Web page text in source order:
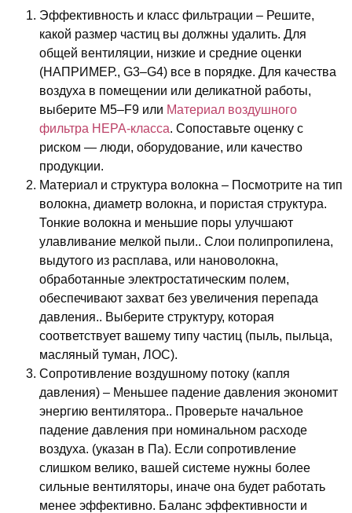
Эффективность и класс фильтрации – Решите,
какой размер частиц вы должны удалить. Для
общей вентиляции, низкие и средние оценки
(НАПРИМЕР., G3–G4) все в порядке. Для качества
воздуха в помещении или деликатной работы,
выберите M5–F9 или Материал воздушного
фильтра HEPA-класса. Сопоставьте оценку с
риском — люди, оборудование, или качество
продукции.
Материал и структура волокна – Посмотрите на тип
волокна, диаметр волокна, и пористая структура.
Тонкие волокна и меньшие поры улучшают
улавливание мелкой пыли.. Слои полипропилена,
выдутого из расплава, или нановолокна,
обработанные электростатическим полем,
обеспечивают захват без увеличения перепада
давления.. Выберите структуру, которая
соответствует вашему типу частиц (пыль, пыльца,
масляный туман, ЛОС).
Сопротивление воздушному потоку (капля
давления) – Меньшее падение давления экономит
энергию вентилятора.. Проверьте начальное
падение давления при номинальном расходе
воздуха. (указан в Па). Если сопротивление
слишком велико, вашей системе нужны более
сильные вентиляторы, иначе она будет работать
менее эффективно. Баланс эффективности и